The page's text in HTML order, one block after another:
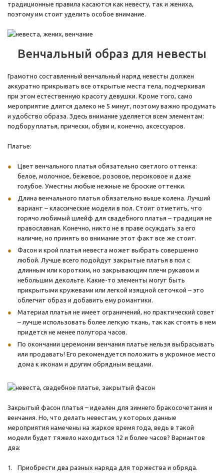
традиционные правила касаются как невесту, так и жениха,
поэтому им стоит уделить особое внимание.
Венчальный образ для невесты
Грамотно составленный венчальный наряд невесты должен
аккуратно прикрывать все открытые места тела, подчеркивая
при этом естественную красоту девушки. Кроме того, само
мероприятие длится далеко не 5 минут, поэтому важно продумать
и удобство образа. Здесь внимание уделяется всем элементам:
подбору платья, прически, обуви и, конечно, аксессуаров.
Платье:
Цвет венчального платья обязательно светлого оттенка:
белое, молочное, бежевое, розовое, персиковое и даже
голубое. Уместны любые нежные не броские оттенки.
Длина венчального платья обязательно выше колена. Лучший
вариант – классические модели в пол. Стоит отметить, что
горячо любимый шлейф для свадебного платья – традиция не
православная. Конечно, никто не в праве осуждать за его
наличие, но принять во внимание этот факт все же стоит.
Фасон и крой платья невеста может выбрать совершенно
любой. Лучше всего подойдут закрытые платья в пол с
длинным или коротким, но закрывающим плечи рукавом и
небольшим декольте. Какие-то элементы могут быть
прикрытыми кружевами или легкой изящной сеточкой – это
облегчит образ и добавить ему романтики.
Материал платья не имеет ограничений, но практический совет
– лучше использовать более легкую ткань, так как стоять в нем
придется не менее полутора часов.
По окончании церемонии венчания платье нельзя выбрасывать
или продавать! Его рекомендуется положить в укромное место
дома к иконам и другим обрядным вещами.
Закрытый фасон платья – идеален для зимнего бракосочетания и
венчания. Но, что делать невестам, у которых данные
мероприятия намечены на жаркое время года, ведь в такой
модели будет тяжело находиться 12 и более часов? Вариантов
два:
Приобрести два разных наряда для торжества и обряда.